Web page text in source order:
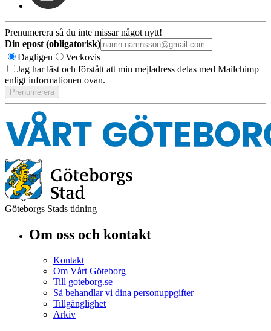
Prenumerera så du inte missar något nytt!
Din epost (obligatorisk)
Dagligen
Veckovis
Jag har läst och förstått att min mejladress delas med Mailchimp
enligt informationen ovan.
Göteborgs Stads tidning
Om oss och kontakt
Kontakt
Om Vårt Göteborg
Till goteborg.se
Så behandlar vi dina personuppgifter
Tillgänglighet
Arkiv